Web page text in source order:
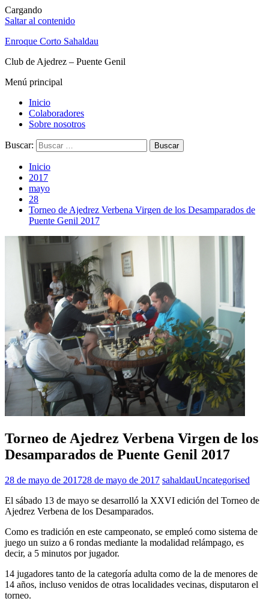
Cargando
Saltar al contenido
Enroque Corto Sahaldau
Club de Ajedrez – Puente Genil
Menú principal
Inicio
Colaboradores
Sobre nosotros
Buscar:
Inicio
2017
mayo
28
Torneo de Ajedrez Verbena Virgen de los Desamparados de
Puente Genil 2017
Torneo de Ajedrez Verbena Virgen de los
Desamparados de Puente Genil 2017
28 de mayo de 201728 de mayo de 2017 sahaldauUncategorised
El sábado 13 de mayo se desarrolló la XXVI edición del Torneo de
Ajedrez Verbena de los Desamparados.
Como es tradición en este campeonato, se empleó como sistema de
juego un suizo a 6 rondas mediante la modalidad relámpago, es
decir, a 5 minutos por jugador.
14 jugadores tanto de la categoría adulta como de la de menores de
14 años, incluso venidos de otras localidades vecinas, disputaron el
torneo.